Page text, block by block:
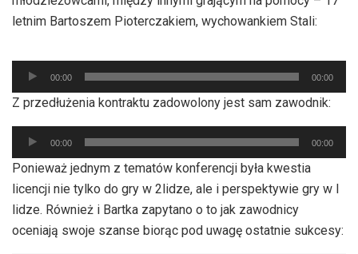
letnim Bartoszem Pioterczakiem, wychowankiem Stali:
plików
dźwiękowych
00:00 00:00
Z przedłużenia kontraktu zadowolony jest sam zawodnik:
Odtwarzacz
plików
dźwiękowych
00:00 00:00
Ponieważ jednym z tematów konferencji była kwestia
licencji nie tylko do gry w 2lidze, ale i perspektywie gry w I
lidze. Również i Bartka zapytano o to jak zawodnicy
oceniają swoje szanse biorąc pod uwagę ostatnie sukcesy: